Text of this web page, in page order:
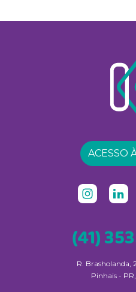
ACESSO
(41)
R. Brasholanda,
Pinhais -